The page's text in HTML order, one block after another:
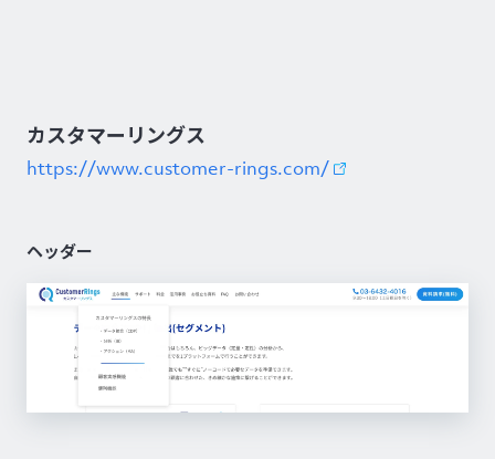
カスタマーリングス
https://www.customer-rings.com/
ヘッダー